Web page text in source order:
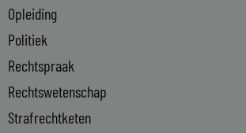
Opleiding
Politiek
Rechtspraak
Rechtswetenschap
Strafrechtketen